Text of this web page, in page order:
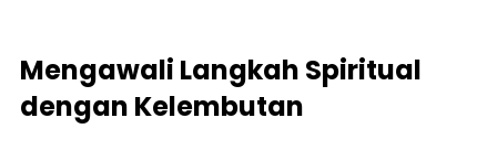
Mengawali Langkah Spiritual
dengan Kelembutan